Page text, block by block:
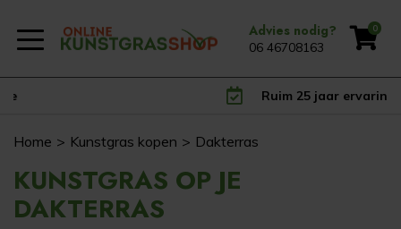
Advies nodig?
06 46708163
0
Ruim 25 jaar ervaring
Home Kunstgras kopen Dakterras
KUNSTGRAS OP JE
DAKTERRAS